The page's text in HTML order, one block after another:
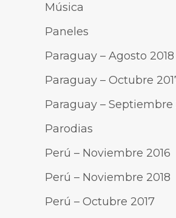
Música
Paneles
Paraguay – Agosto 2018
Paraguay – Octubre
Paraguay – Septiembre
Parodias
Perú – Noviembre 2016
Perú – Noviembre 2018
Perú – Octubre 2017